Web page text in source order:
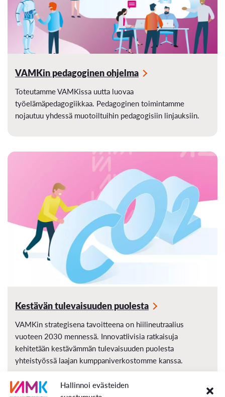
Hallinnoi evästeiden
VAMKin pedagoginen ohjelma
Toteutamme VAMKissa uutta luovaa
työelämäpedagogiikkaa. Pedagoginen toimintamme
nojautuu yhdessä muotoiltuihin pedagogisiin linjauksiin.
Kestävän tulevaisuuden puolesta
VAMKin strategisena tavoitteena on hiilineutraalius
vuoteen 2030 mennessä. Innovatiivisia ratkaisuja
kehitetään kestävämmän tulevaisuuden puolesta
yhteistyössä laajan kumppaniverkostomme kanssa.